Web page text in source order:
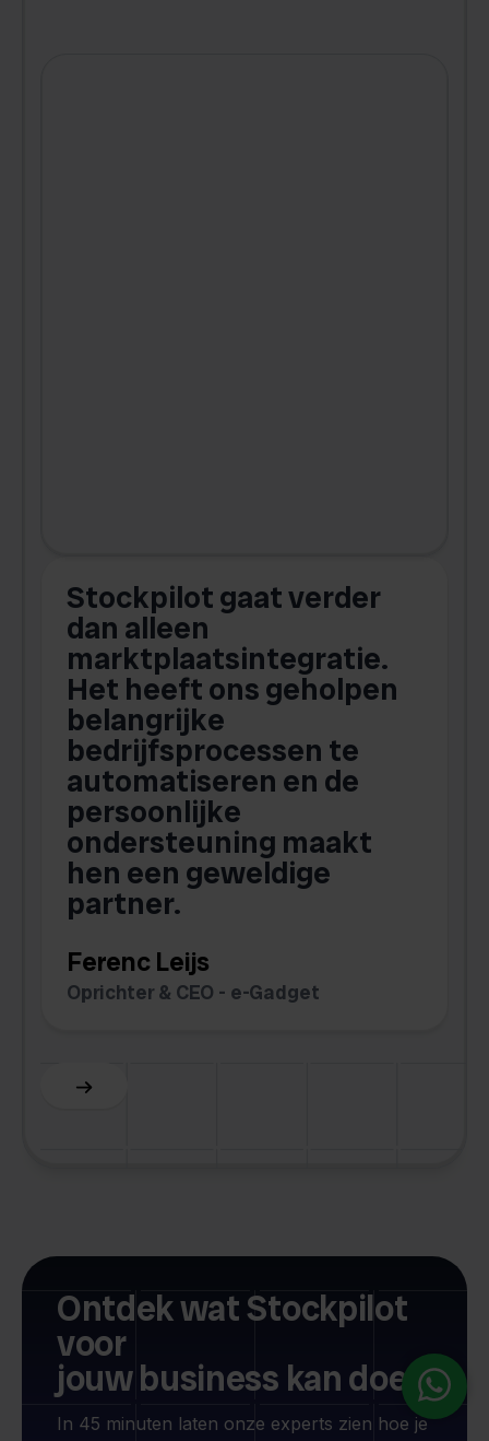
Stockpilot gaat verder
dan alleen
marktplaatsintegratie.
Het heeft ons geholpen
belangrijke
bedrijfsprocessen te
automatiseren en de
persoonlijke
ondersteuning maakt
hen een geweldige
partner.
Ferenc Leijs
Oprichter & CEO - e-Gadget
Ontdek wat Stockpilot
voor
jouw business kan doen
In 45 minuten laten onze experts zien hoe je